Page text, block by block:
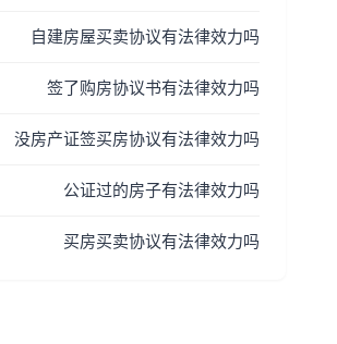
自建房屋买卖协议有法律效力吗
签了购房协议书有法律效力吗
没房产证签买房协议有法律效力吗
公证过的房子有法律效力吗
买房买卖协议有法律效力吗